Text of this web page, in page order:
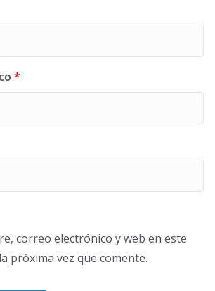
*
correo electrónico y web en este
próxima vez que comente.